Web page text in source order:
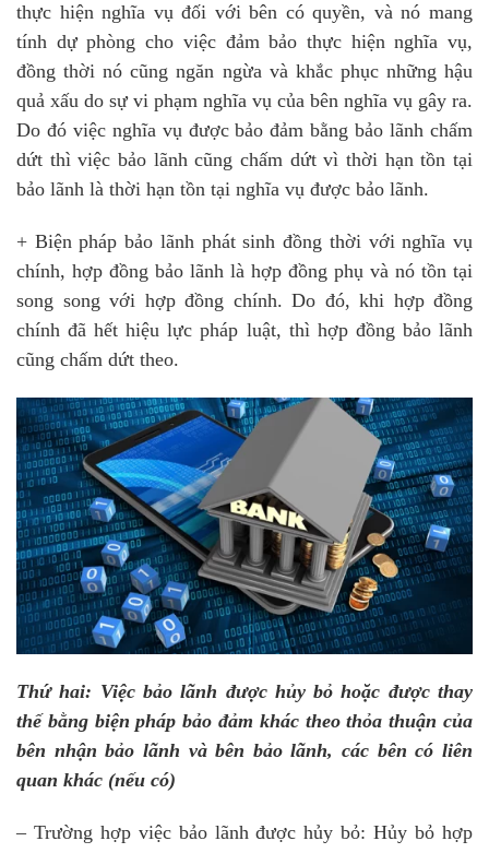
thực hiện nghĩa vụ đối với bên có quyền, và nó mang
tính dự phòng cho việc đảm bảo thực hiện nghĩa vụ,
đồng thời nó cũng ngăn ngừa và khắc phục những hậu
quả xấu do sự vi phạm nghĩa vụ của bên nghĩa vụ gây ra.
Do đó việc nghĩa vụ được bảo đảm bằng bảo lãnh chấm
dứt thì việc bảo lãnh cũng chấm dứt vì thời hạn tồn tại
bảo lãnh là thời hạn tồn tại nghĩa vụ được bảo lãnh.
+ Biện pháp bảo lãnh phát sinh đồng thời với nghĩa vụ
chính, hợp đồng bảo lãnh là hợp đồng phụ và nó tồn tại
song song với hợp đồng chính. Do đó, khi hợp đồng
chính đã hết hiệu lực pháp luật, thì hợp đồng bảo lãnh
cũng chấm dứt theo.
Thứ hai: Việc bảo lãnh được hủy bỏ hoặc được thay
thế bằng biện pháp bảo đảm khác theo thỏa thuận của
bên nhận bảo lãnh và bên bảo lãnh, các bên có liên
quan khác (nếu có)
– Trường hợp việc bảo lãnh được hủy bỏ: Hủy bỏ hợp